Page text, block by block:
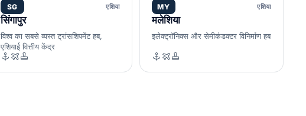
SG एशिया
सिंगापुर
विश्व का सबसे व्यस्त ट्रांसशिपमेंट हब,
एशियाई वित्तीय केंद्र
MY एशिया
मलेशिया
इलेक्ट्रॉनिक्स और सेमीकंडक्टर विनिर्माण हब